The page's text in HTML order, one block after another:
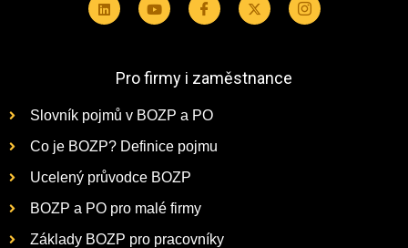
Pro firmy i zaměstnance
Slovník pojmů v BOZP a PO
Co je BOZP? Definice pojmu
Ucelený průvodce BOZP
BOZP a PO pro malé firmy
Základy BOZP pro pracovníky